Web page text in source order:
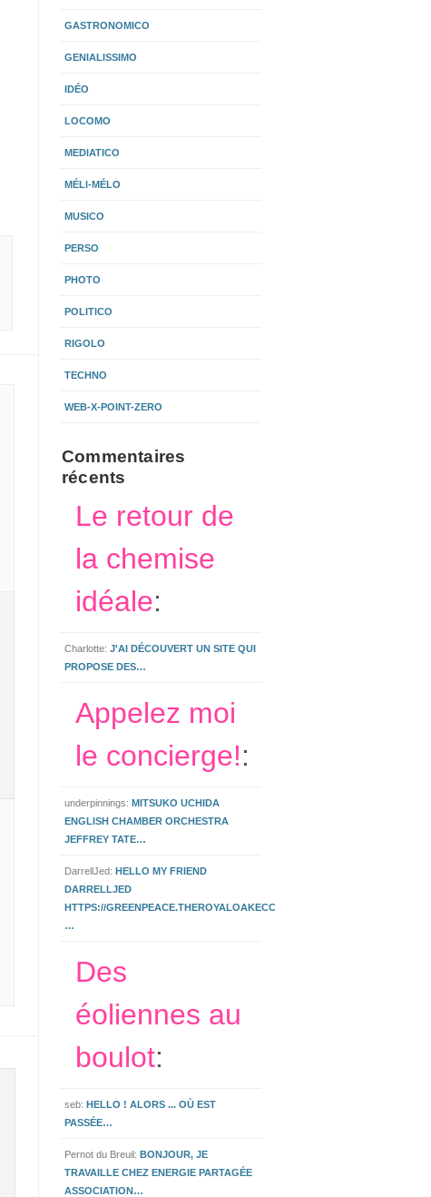
GASTRONOMICO
GENIALISSIMO
IDÉO
LOCOMO
MEDIATICO
MÉLI-MÉLO
MUSICO
PERSO
PHOTO
POLITICO
RIGOLO
TECHNO
WEB-X-POINT-ZERO
Commentaires
récents
Le retour de
la chemise
idéale:
Charlotte: J'AI DÉCOUVERT UN SITE QUI
PROPOSE DES…
Appelez moi
le concierge!:
underpinnings: MITSUKO UCHIDA
ENGLISH CHAMBER ORCHESTRA
JEFFREY TATE…
DarrellJed: HELLO MY FRIEND
DARRELLJED
HTTPS://GREENPEACE.THEROYALOAKECCLESHALL.CO.UK/3.HTML
…
Des
éoliennes au
boulot:
seb: HELLO ! ALORS ... OÙ EST
PASSÉE…
Pernot du Breuil: BONJOUR, JE
TRAVAILLE CHEZ ENERGIE PARTAGÉE
ASSOCIATION…